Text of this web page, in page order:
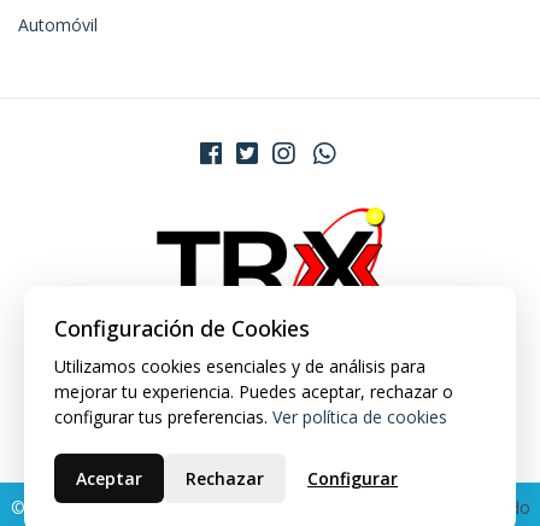
Automóvil
© 2026 TRX Market. Todos los derechos reservados.
Desarrollado
Configuración de Cookies
Utilizamos cookies esenciales y de análisis para
mejorar tu experiencia. Puedes aceptar, rechazar o
configurar tus preferencias. Ver política de cookies
Aceptar Rechazar Configurar